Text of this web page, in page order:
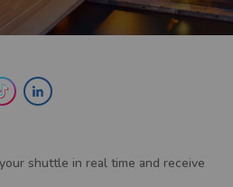
shuttle in real time and receive